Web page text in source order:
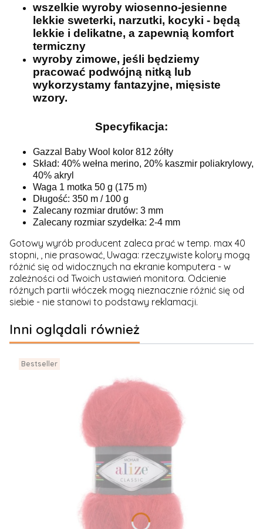
wszelkie wyroby wiosenno-jesienne
lekkie sweterki, narzutki, kocyki - będą
lekkie i delikatne, a zapewnią komfort
termiczny
wyroby zimowe, jeśli będziemy
pracować podwójną nitką lub
wykorzystamy fantazyjne, mięsiste
wzory.
Specyfikacja:
Gazzal Baby Wool kolor 812 żółty
Skład: 40% wełna merino, 20% kaszmir poliakrylowy,
40% akryl
Waga 1 motka 50 g (175 m)
Długość: 350 m / 100 g
Zalecany rozmiar drutów: 3 mm
Zalecany rozmiar szydełka: 2-4 mm
Gotowy wyrób producent zaleca prać w temp. max 40
stopni, , nie prasować, Uwaga: rzeczywiste kolory mogą
różnić się od widocznych na ekranie komputera - w
zależności od Twoich ustawień monitora. Odcienie
różnych partii włóczek mogą nieznacznie różnić się od
siebie - nie stanowi to podstawy reklamacji.
Inni oglądali również
Bestseller